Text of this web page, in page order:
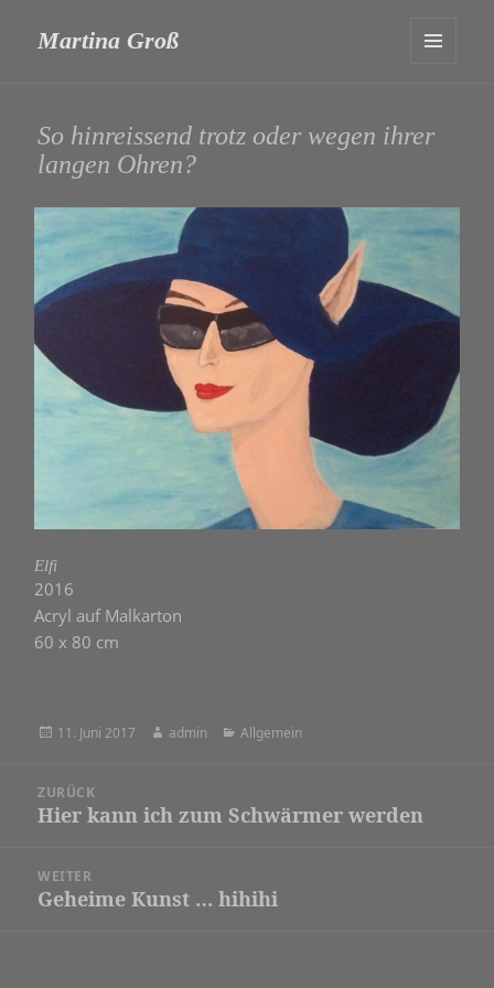
Martina Groß
WIDGETS
So hinreissend trotz oder wegen ihrer
langen Ohren?
Elfi
2016
Acryl auf Malkarton
60 x 80 cm
Veröffentlicht
11. Juni 2017 Autor
admin Kategorien
Allgemein
ZURÜCK
Vorheriger
Hier kann ich zum Schwärmer werden
WEITER
Nächster
Geheime Kunst … hihihi